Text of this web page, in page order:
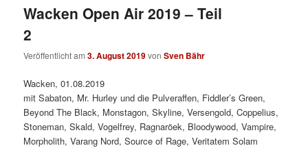
Wacken Open Air 2019 – Teil
2
Veröffentlicht am3. August 2019vonSven Bähr
Wacken, 01.08.2019
mit Sabaton, Mr. Hurley und die Pulveraffen, Fiddler’s Green,
Beyond The Black, Monstagon, Skyline, Versengold, Coppelius,
Stoneman, Skald, Vogelfrey, Ragnaröek, Bloodywood, Vampire,
Morpholith, Varang Nord, Source of Rage, Veritatem Solam